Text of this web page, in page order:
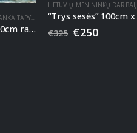
TAPYTI PAVEIKSLAI
“Kažkur šalia tamsos” 130cm x 70cm ranka tapytas paveikslas
LIETUVIŲ MENININKŲ DARBAI,
€325 €250